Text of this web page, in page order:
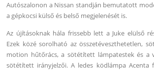
Autószalonon a Nissan standján bemutatott
a gépkocsi külső és belső megjelenését is.
Az újításoknak hála frissebb lett a Juke elülső
Ezek közé sorolható az összetéveszthetetlen,
motion hűtőrács, a sötétített lámpatestek és a
sötétített irányjelzői. A ledes ködlámpa Acenta